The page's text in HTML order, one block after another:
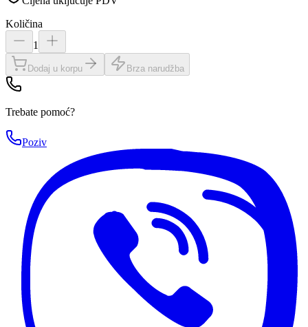
Količina
1
Dodaj u korpu Brza narudžba
Trebate pomoć?
Poziv